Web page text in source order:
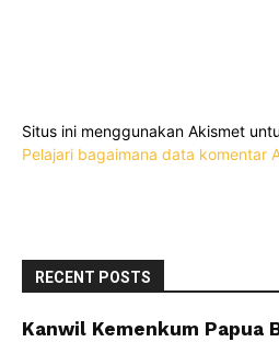
Situs ini menggunakan Akismet
Pelajari bagaimana data komentar
RECENT POSTS
Kanwil Kemenkum Papua